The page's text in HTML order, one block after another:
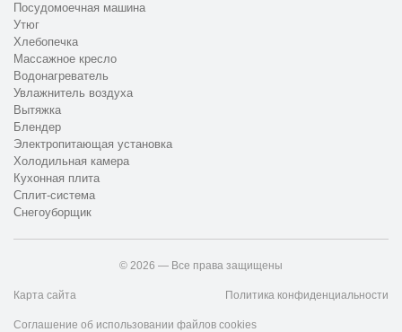
Посудомоечная машина
Утюг
Хлебопечка
Массажное кресло
Водонагреватель
Увлажнитель воздуха
Вытяжка
Блендер
Электропитающая установка
Холодильная камера
Кухонная плита
Сплит-система
Снегоуборщик
© 2026 — Все права защищены
Карта сайта Политика конфиденциальности
Соглашение об использовании файлов cookies